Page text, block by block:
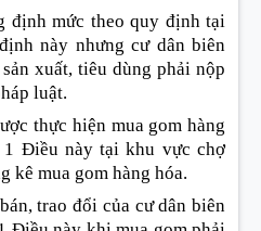
định mức theo quy định tại
này nhưng cư dân biên
xuất, tiêu dùng phải nộp
luật.
thực hiện mua gom hàng
Điều này tại khu vực chợ
kê mua gom hàng hóa.
trao đổi của cư dân biên